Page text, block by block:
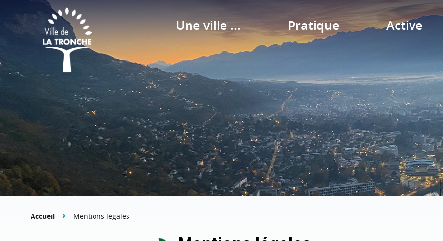
Une ville ... Pratique Active
Accueil Mentions légales